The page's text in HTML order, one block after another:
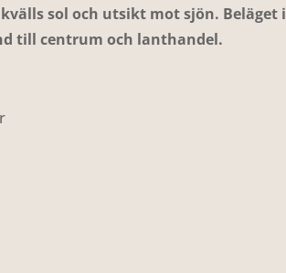
sol och utsikt mot sjön. Beläget i
till centrum och lanthandel.